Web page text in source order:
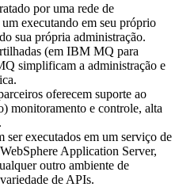
por uma rede de
executando em seu próprio
sua própria administração.
(em IBM MQ para
simplificam a administração e
oferecem suporte ao
monitoramento e controle, alta
ser executados em um serviço de
Application Server,
outro ambiente de
de APIs.